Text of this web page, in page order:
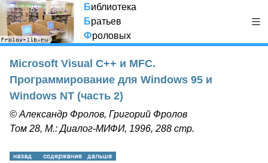
Библиотека
Братьев
Фроловых
Microsoft Visual C++ и MFC.
Программирование для Windows 95 и
Windows NT (часть 2)
© Александр Фролов, Григорий Фролов
Том 28, М.: Диалог-МИФИ, 1996, 288 стр.